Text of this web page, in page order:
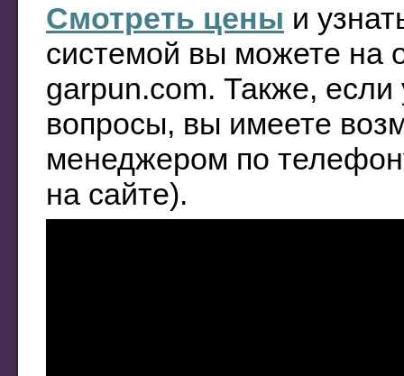
Смотреть цены и
системой вы можете
garpun.com. Также, если
вопросы, вы имеете
менеджером по
на сайте).